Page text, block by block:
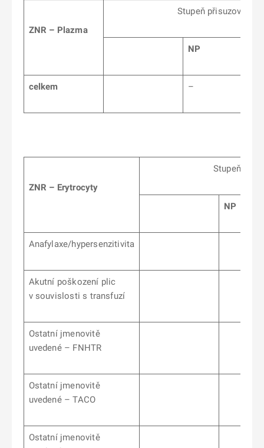
ZNR – Plazma
Stupeň
NP
celkem –
ZNR – Erytrocyty
Stupeň
NP
Anafylaxe/hypersenzitivita
Akutní poškození plic
v souvislosti s transfuzí
Ostatní jmenovitě
uvedené – FNHTR
Ostatní jmenovitě
uvedené – TACO
Ostatní jmenovitě